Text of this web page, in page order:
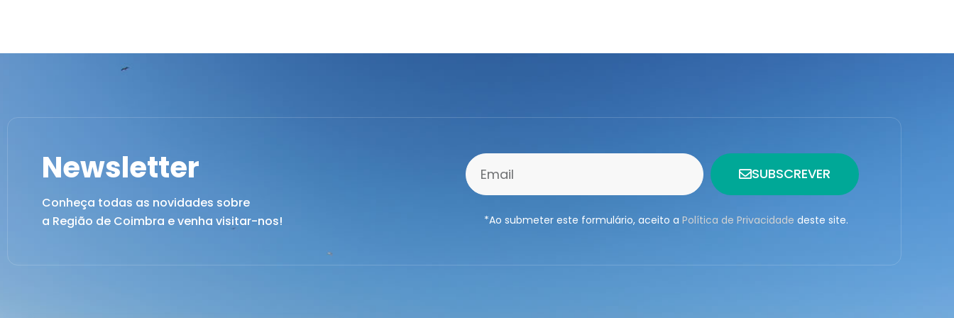
Newsletter
Conheça todas as novidades sobre
a Região de Coimbra e venha visitar-nos!
SUBSCREVER
*Ao submeter este formulário, aceito a Política de Privacidade deste site.